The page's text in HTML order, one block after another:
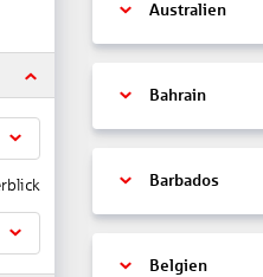
Australien
Bahrain
Barbados
Belgien